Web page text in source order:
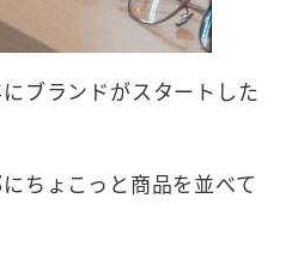
ブランドがスタートした
ちょこっと商品を並べて